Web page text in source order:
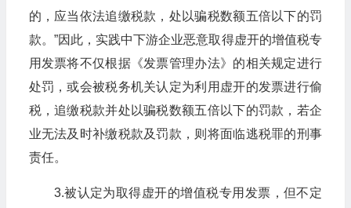
的，应当依法追缴税款，处以骗税数额五倍以下的罚
款。”因此，实践中下游企业恶意取得虚开的增值税专
用发票将不仅根据《发票管理办法》的相关规定进行
处罚，或会被税务机关认定为利用虚开的发票进行偷
税，追缴税款并处以骗税数额五倍以下的罚款，若企
业无法及时补缴税款及罚款，则将面临逃税罪的刑事
责任。
3.被认定为取得虚开的增值税专用发票，但不定